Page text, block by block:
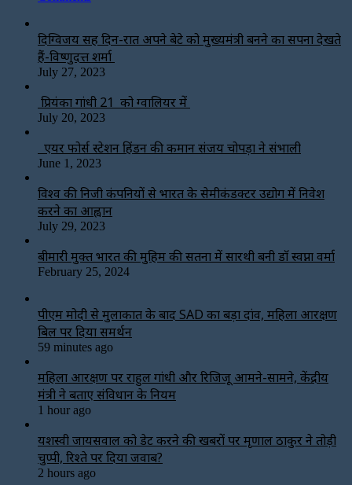
दिग्विजय सिंह दिन-रात अपने बेटे को मुख्यमंत्री बनने का सपना देखते
हैं-विष्णुदत्त शर्मा
July 27, 2023
प्रियंका गांधी 21 को ग्वालियर में
July 20, 2023
एयर फोर्स स्टेशन हिंडन की कमान संजय चोपड़ा ने संभाली
June 1, 2023
विश्‍व की निजी कंपनियों से भारत के सेमीकंडक्टर उद्योग में निवेश
करने का आह्वान
July 29, 2023
बीमारी मुक्त भारत की मुहिम की सतना में सारथी बनी डाॅ स्वप्ना वर्मा
February 25, 2024
पीएम मोदी से मुलाकात के बाद SAD का बड़ा दांव, महिला आरक्षण
बिल पर दिया समर्थन
59 minutes ago
महिला आरक्षण पर राहुल गांधी और रिजिजू आमने-सामने, केंद्रीय
मंत्री ने बताए संविधान के नियम
1 hour ago
यशस्वी जायसवाल को डेट करने की खबरों पर मृणाल ठाकुर ने तोड़ी
चुप्पी, रिश्ते पर दिया जवाब?
2 hours ago